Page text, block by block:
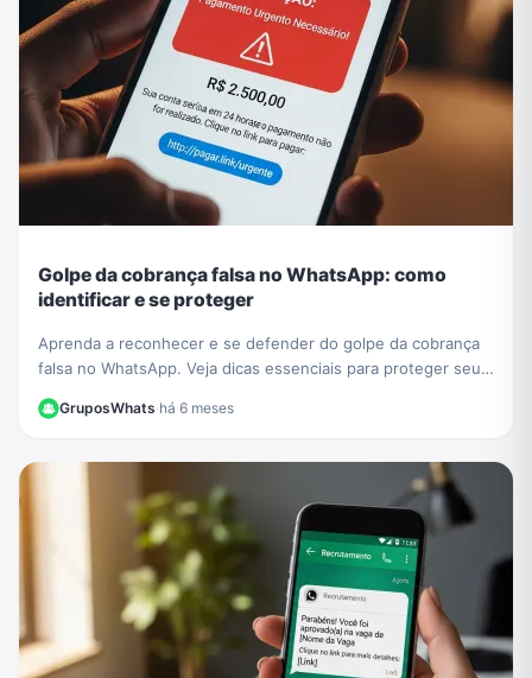
Golpe da cobrança falsa no WhatsApp: como
identificar e se proteger
Aprenda a reconhecer e se defender do golpe da cobrança
falsa no WhatsApp. Veja dicas essenciais para proteger seus
GruposWhats·há 6 meses